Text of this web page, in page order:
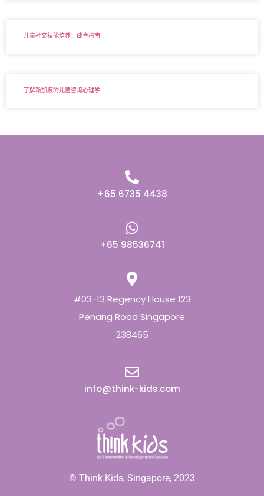
儿童社交技能培养：综合指南
了解新加坡的儿童咨询心理学
+65 6735 4438
+65 98536741
#03-13 Regency House 123
Penang Road Singapore
238465
info@think-kids.com
© Think Kids, Singapore, 2023